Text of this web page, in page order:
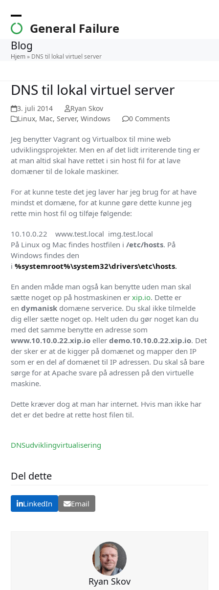
content
General Failure
Open
mobile
menu
Close
mobile
menu
Blog
Hjem» DNS til lokal virtuel server
DNS til lokal virtuel server
3. juli 2014
Ryan Skov
Linux, Mac,Server,Windows 0 Comments
Jeg benytter Vagrant og Virtualbox til mine web
udviklingsprojekter. Men en af det lidt irriterende ting er
at man altid skal have rettet i sin host fil for at lave
domæner til de lokale maskiner.
For at kunne teste det jeg laver har jeg brug for at have
mindst et domæne, for at kunne gøre dette kunne jeg
rette min host fil og tilføje følgende:
På Linux og Mac findes hostfilen i/etc/hosts. På
Windows findes den
i%systemroot%\system32\drivers\etc\hosts.
En anden måde man også kan benytte uden man skal
sætte noget op på hostmaskinen erxip.io. Dette er
endymanisk domæne serverice. Du skal ikke tilmelde
dig eller sætte noget op. Helt uden du gør noget kan du
med det samme benytte en adresse som
www.10.10.0.22.xip.io ellerdemo.10.10.0.22.xip.io. Det
der sker er at de kigger på domænet og mapper den IP
som er en del af domænet til IP adressen. Du skal så bare
sørge for at Apache svare på adressen på den virtuelle
maskine.
Dette kræver dog at man har internet. Hvis man ikke har
det er det bedre at rette host filen til.
DNSudviklingvirtualisering
Del dette
LinkedIn Email
Ryan Skov